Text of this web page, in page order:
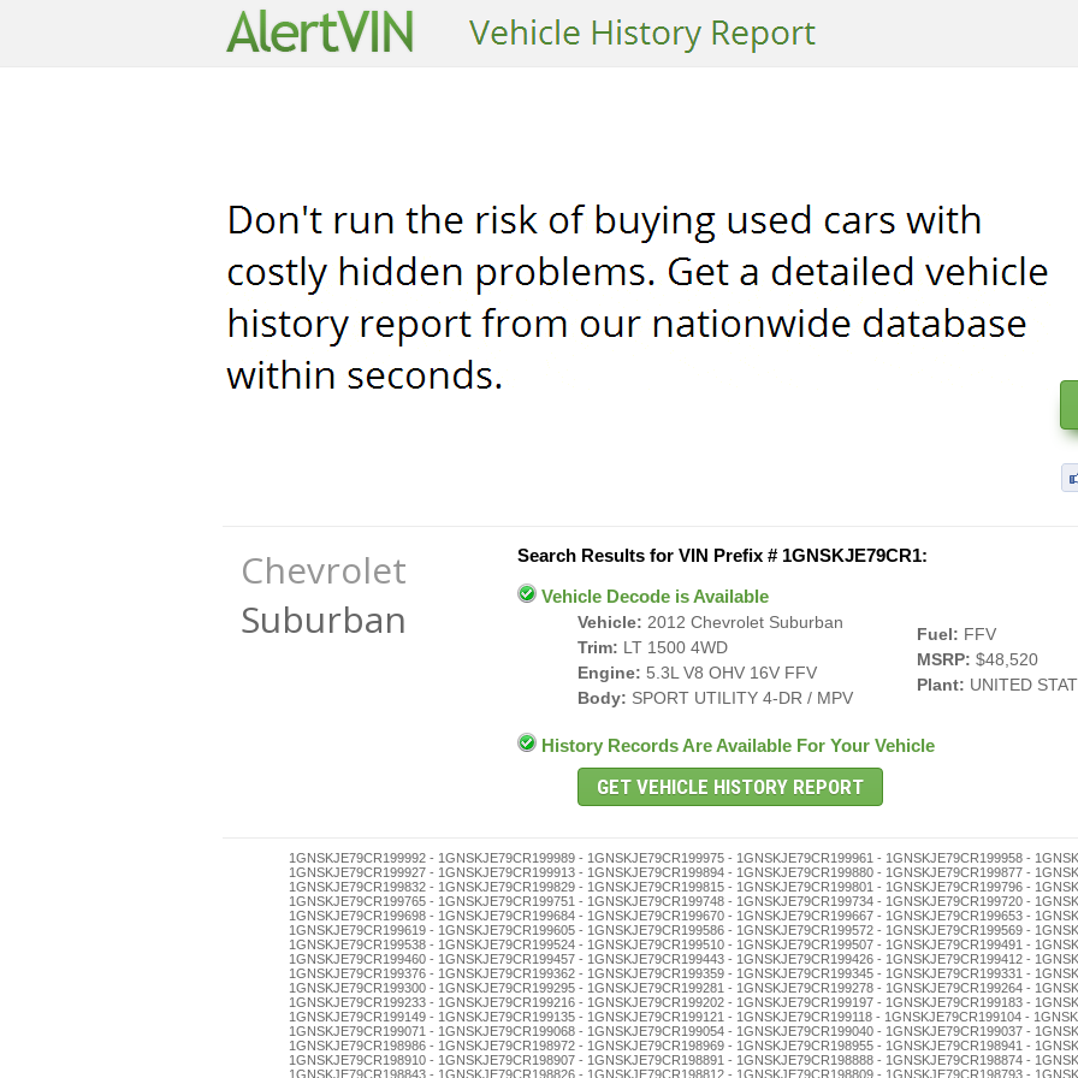
Chevrolet
Suburban
Search Results for VIN Prefix # 1GNSKJE79CR1:
Vehicle Decode is Available
Vehicle: 2012 Chevrolet Suburban
Trim: LT 1500 4WD
Engine: 5.3L V8 OHV 16V FFV
Body: SPORT UTILITY 4-DR / MPV
Fuel: FFV
MSRP: $48,520
Plant: UNITED
History Records Are Available For Your Vehicle
1GNSKJE79CR199992 - 1GNSKJE79CR199989 - 1GNSKJE79CR199975 - 1GNSKJE79CR199961 - 1GNSKJE79CR199958 - 1GNSKJE79CR199944 - 1GNSKJE79CR199930 - 1GNSKJE79CR199927 - 1GNSKJE79CR199913 - 1GNSKJE79CR199894 - 1GNSKJE79CR199880 - 1GNSKJE79CR199877 - 1GNSKJE79CR199863 - 1GNSKJE79CR199846 - 1GNSKJE79CR199832 - 1GNSKJE79CR199829 - 1GNSKJE79CR199815 - 1GNSKJE79CR199801 - 1GNSKJE79CR199796 - 1GNSKJE79CR199782 - 1GNSKJE79CR199779 - 1GNSKJE79CR199765 - 1GNSKJE79CR199751 - 1GNSKJE79CR199748 - 1GNSKJE79CR199734 - 1GNSKJE79CR199720 - 1GNSKJE79CR199717 - 1GNSKJE79CR199703 - 1GNSKJE79CR199698 - 1GNSKJE79CR199684 - 1GNSKJE79CR199670 - 1GNSKJE79CR199667 - 1GNSKJE79CR199653 - 1GNSKJE79CR199636 - 1GNSKJE79CR199622 - 1GNSKJE79CR199619 - 1GNSKJE79CR199605 - 1GNSKJE79CR199586 - 1GNSKJE79CR199572 - 1GNSKJE79CR199569 - 1GNSKJE79CR199555 - 1GNSKJE79CR199541 - 1GNSKJE79CR199538 - 1GNSKJE79CR199524 - 1GNSKJE79CR199510 - 1GNSKJE79CR199507 - 1GNSKJE79CR199491 - 1GNSKJE79CR199488 - 1GNSKJE79CR199474 - 1GNSKJE79CR199460 - 1GNSKJE79CR199457 - 1GNSKJE79CR199443 - 1GNSKJE79CR199426 - 1GNSKJE79CR199412 - 1GNSKJE79CR199409 - 1GNSKJE79CR199393 - 1GNSKJE79CR199376 - 1GNSKJE79CR199362 - 1GNSKJE79CR199359 - 1GNSKJE79CR199345 - 1GNSKJE79CR199331 - 1GNSKJE79CR199328 - 1GNSKJE79CR199314 - 1GNSKJE79CR199300 - 1GNSKJE79CR199295 - 1GNSKJE79CR199281 - 1GNSKJE79CR199278 - 1GNSKJE79CR199264 - 1GNSKJE79CR199250 - 1GNSKJE79CR199247 - 1GNSKJE79CR199233 - 1GNSKJE79CR199216 - 1GNSKJE79CR199202 - 1GNSKJE79CR199197 - 1GNSKJE79CR199183 - 1GNSKJE79CR199166 - 1GNSKJE79CR199152 - 1GNSKJE79CR199149 - 1GNSKJE79CR199135 - 1GNSKJE79CR199121 - 1GNSKJE79CR199118 - 1GNSKJE79CR199104 - 1GNSKJE79CR199099 - 1GNSKJE79CR199085 - 1GNSKJE79CR199071 - 1GNSKJE79CR199068 - 1GNSKJE79CR199054 - 1GNSKJE79CR199040 - 1GNSKJE79CR199037 - 1GNSKJE79CR199023 - 1GNSKJE79CR199006 - 1GNSKJE79CR198986 - 1GNSKJE79CR198972 - 1GNSKJE79CR198969 - 1GNSKJE79CR198955 - 1GNSKJE79CR198941 - 1GNSKJE79CR198938 - 1GNSKJE79CR198924 - 1GNSKJE79CR198910 - 1GNSKJE79CR198907 - 1GNSKJE79CR198891 - 1GNSKJE79CR198888 - 1GNSKJE79CR198874 - 1GNSKJE79CR198860 - 1GNSKJE79CR198857 - 1GNSKJE79CR198843 - 1GNSKJE79CR198826 - 1GNSKJE79CR198812 - 1GNSKJE79CR198809 - 1GNSKJE79CR198793 - 1GNSKJE79CR198776 - 1GNSKJE79CR198762 - 1GNSKJE79CR198759 - 1GNSKJE79CR198745 - 1GNSKJE79CR198731 - 1GNSKJE79CR198728 - 1GNSKJE79CR198714 - 1GNSKJE79CR198700 - 1GNSKJE79CR198695 - 1GNSKJE79CR198681 - 1GNSKJE79CR198678 - 1GNSKJE79CR198664 - 1GNSKJE79CR198650 - 1GNSKJE79CR198647 - 1GNSKJE79CR198633 - 1GNSKJE79CR198616 - 1GNSKJE79CR198602 - 1GNSKJE79CR198597 - 1GNSKJE79CR198583 - 1GNSKJE79CR198566 - 1GNSKJE79CR198552 - 1GNSKJE79CR198549 - 1GNSKJE79CR198535 - 1GNSKJE79CR198521 - 1GNSKJE79CR198518 - 1GNSKJE79CR198504 - 1GNSKJE79CR198499 - 1GNSKJE79CR198485 - 1GNSKJE79CR198471 - 1GNSKJE79CR198468 - 1GNSKJE79CR198454 - 1GNSKJE79CR198440 - 1GNSKJE79CR198437 - 1GNSKJE79CR198423 - 1GNSKJE79CR198406 - 1GNSKJE79CR198390 - 1GNSKJE79CR198387 - 1GNSKJE79CR198373 - 1GNSKJE79CR198356 - 1GNSKJE79CR198342 - 1GNSKJE79CR198339 - 1GNSKJE79CR198325 - 1GNSKJE79CR198311 - 1GNSKJE79CR198308 - 1GNSKJE79CR198292 - 1GNSKJE79CR198289 - 1GNSKJE79CR198275 - 1GNSKJE79CR198261 - 1GNSKJE79CR198258 - 1GNSKJE79CR198244 - 1GNSKJE79CR198230 - 1GNSKJE79CR198227 - 1GNSKJE79CR198213 - 1GNSKJE79CR198194 - 1GNSKJE79CR198180 - 1GNSKJE79CR198177 - 1GNSKJE79CR198163 - 1GNSKJE79CR198146 - 1GNSKJE79CR198132 - 1GNSKJE79CR198129 - 1GNSKJE79CR198115 - 1GNSKJE79CR198101 - 1GNSKJE79CR198096 - 1GNSKJE79CR198082 - 1GNSKJE79CR198079 - 1GNSKJE79CR198065 - 1GNSKJE79CR198051 - 1GNSKJE79CR198048 - 1GNSKJE79CR198034 - 1GNSKJE79CR198020 - 1GNSKJE79CR198017 - 1GNSKJE79CR198003 - 1GNSKJE79CR197997 - 1GNSKJE79CR197983 - 1GNSKJE79CR197966 - 1GNSKJE79CR197952 - 1GNSKJE79CR197949 - 1GNSKJE79CR197935 - 1GNSKJE79CR197921 - 1GNSKJE79CR197918 - 1GNSKJE79CR197904 - 1GNSKJE79CR197899 - 1GNSKJE79CR197885 - 1GNSKJE79CR197871 - 1GNSKJE79CR197868 - 1GNSKJE79CR197854 - 1GNSKJE79CR197840 - 1GNSKJE79CR197837 - 1GNSKJE79CR197823 - 1GNSKJE79CR197806 - 1GNSKJE79CR197790 - 1GNSKJE79CR197787 - 1GNSKJE79CR197773 - 1GNSKJE79CR197756 - 1GNSKJE79CR197742 - 1GNSKJE79CR197739 - 1GNSKJE79CR197725 - 1GNSKJE79CR197711 - 1GNSKJE79CR197708 - 1GNSKJE79CR197692 - 1GNSKJE79CR197689 - 1GNSKJE79CR197675 - 1GNSKJE79CR197661 - 1GNSKJE79CR197658 - 1GNSKJE79CR197644 - 1GNSKJE79CR197630 - 1GNSKJE79CR197627 - 1GNSKJE79CR197613 - 1GNSKJE79CR197594 - 1GNSKJE79CR197580 - 1GNSKJE79CR197577 - 1GNSKJE79CR197563 - 1GNSKJE79CR197546 - 1GNSKJE79CR197532 - 1GNSKJE79CR197529 - 1GNSKJE79CR197515 - 1GNSKJE79CR197501 - 1GNSKJE79CR197496 - 1GNSKJE79CR197482 - 1GNSKJE79CR197479 - 1GNSKJE79CR197465 - 1GNSKJE79CR197451 - 1GNSKJE79CR197448 - 1GNSKJE79CR197434 - 1GNSKJE79CR197420 - 1GNSKJE79CR197417 - 1GNSKJE79CR197403 - 1GNSKJE79CR197398 - 1GNSKJE79CR197384 - 1GNSKJE79CR197370 - 1GNSKJE79CR197367 - 1GNSKJE79CR197353 - 1GNSKJE79CR197336 - 1GNSKJE79CR197322 - 1GNSKJE79CR197319 - 1GNSKJE79CR197305 - 1GNSKJE79CR197286 - 1GNSKJE79CR197272 - 1GNSKJE79CR197269 - 1GNSKJE79CR197255 - 1GNSKJE79CR197241 - 1GNSKJE79CR197238 - 1GNSKJE79CR197224 - 1GNSKJE79CR197210 - 1GNSKJE79CR197207 - 1GNSKJE79CR197191 - 1GNSKJE79CR197188 - 1GNSKJE79CR197174 - 1GNSKJE79CR197160 - 1GNSKJE79CR197157 - 1GNSKJE79CR197143 - 1GNSKJE79CR197126 - 1GNSKJE79CR197112 - 1GNSKJE79CR197109 - 1GNSKJE79CR197093 - 1GNSKJE79CR197076 - 1GNSKJE79CR197062 - 1GNSKJE79CR197059 - 1GNSKJE79CR197045 - 1GNSKJE79CR197031 - 1GNSKJE79CR197028 - 1GNSKJE79CR197014 - 1GNSKJE79CR197000 - 1GNSKJE79CR196994 - 1GNSKJE79CR196980 - 1GNSKJE79CR196977 - 1GNSKJE79CR196963 - 1GNSKJE79CR196946 - 1GNSKJE79CR196932 - 1GNSKJE79CR196929 - 1GNSKJE79CR196915 - 1GNSKJE79CR196901 - 1GNSKJE79CR196896 - 1GNSKJE79CR196882 - 1GNSKJE79CR196879 - 1GNSKJE79CR196865 - 1GNSKJE79CR196851 - 1GNSKJE79CR196848 - 1GNSKJE79CR196834 - 1GNSKJE79CR196820 - 1GNSKJE79CR196817 - 1GNSKJE79CR196803 - 1GNSKJE79CR196798 - 1GNSKJE79CR196784 - 1GNSKJE79CR196770 - 1GNSKJE79CR196767 - 1GNSKJE79CR196753 - 1GNSKJE79CR196736 - 1GNSKJE79CR196722 - 1GNSKJE79CR196719 - 1GNSKJE79CR196705 - 1GNSKJE79CR196686 - 1GNSKJE79CR196672 - 1GNSKJE79CR196669 - 1GNSKJE79CR196655 - 1GNSKJE79CR196641 - 1GNSKJE79CR196638 - 1GNSKJE79CR196624 - 1GNSKJE79CR196610 - 1GNSKJE79CR196607 - Mileage Rollback - 1GNSKJE79CR196591 - 1GNSKJE79CR196588 - 1GNSKJE79CR196574 - 1GNSKJE79CR196560 - 1GNSKJE79CR196557 - 1GNSKJE79CR196543 - 1GNSKJE79CR196526 - 1GNSKJE79CR196512 - 1GNSKJE79CR196509 - 1GNSKJE79CR196493 - 1GNSKJE79CR196476 - 1GNSKJE79CR196462 - 1GNSKJE79CR196459 - 1GNSKJE79CR196445 - 1GNSKJE79CR196431 - 1GNSKJE79CR196428 - 1GNSKJE79CR196414 - 1GNSKJE79CR196400 - 1GNSKJE79CR196395 - 1GNSKJE79CR196381 - 1GNSKJE79CR196378 - 1GNSKJE79CR196364 - 1GNSKJE79CR196350 - 1GNSKJE79CR196347 - 1GNSKJE79CR196333 - 1GNSKJE79CR196316 - 1GNSKJE79CR196302 - 1GNSKJE79CR196297 - 1GNSKJE79CR196283 - 1GNSKJE79CR196266 - 1GNSKJE79CR196252 - 1GNSKJE79CR196249 - 1GNSKJE79CR196235 - 1GNSKJE79CR196221 - 1GNSKJE79CR196218 - 1GNSKJE79CR196204 - 1GNSKJE79CR196199 - 1GNSKJE79CR196185 - 1GNSKJE79CR196171 - 1GNSKJE79CR196168 - 1GNSKJE79CR196154 - 1GNSKJE79CR196140 - 1GNSKJE79CR196137 - 1GNSKJE79CR196123 - 1GNSKJE79CR196106 - 1GNSKJE79CR196090 - 1GNSKJE79CR196087 - 1GNSKJE79CR196073 - 1GNSKJE79CR196056 - 1GNSKJE79CR196042 - 1GNSKJE79CR196039 - 1GNSKJE79CR196025 - 1GNSKJE79CR196011 - 1GNSKJE79CR196008 - 1GNSKJE79CR195991 - 1GNSKJE79CR195988 - 1GNSKJE79CR195974 - 1GNSKJE79CR195960 - 1GNSKJE79CR195957 - 1GNSKJE79CR195943 - 1GNSKJE79CR195926 - 1GNSKJE79CR195912 - 1GNSKJE79CR195909 - 1GNSKJE79CR195893 -